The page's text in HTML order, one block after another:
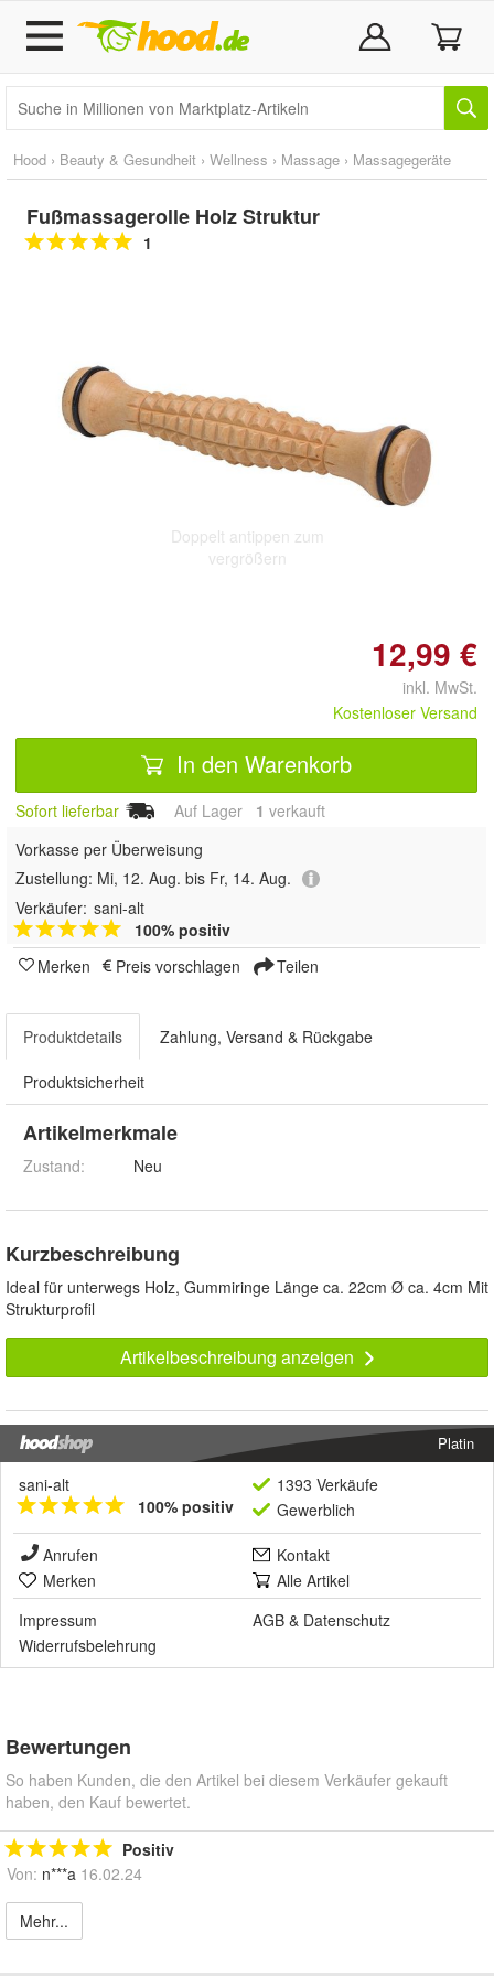
Hood › Beauty & Gesundheit › Wellness › Massage › Massagegeräte
Fußmassagerolle Holz Struktur
1
Doppelt antippen zum
vergrößern
12,99 €
inkl. MwSt.
Kostenloser Versand
In den Warenkorb
Sofort lieferbar Auf Lager 1 verkauft
Vorkasse per Überweisung
Zustellung: Mi, 12. Aug. bis Fr, 14. Aug.
Verkäufer: sani-alt
100% positiv
Merken
Preis vorschlagen Teilen
Produktdetails Zahlung, Versand & Rückgabe
Produktsicherheit
Artikelmerkmale
Zustand: Neu
Kurzbeschreibung
Ideal für unterwegs Holz, Gummiringe Länge ca. 22cm Ø ca. 4cm Mit
Strukturprofil
Artikelbeschreibung anzeigen
Platin
sani-alt
100% positiv
1393 Verkäufe
Gewerblich
Anrufen
Kontakt
Merken
Alle Artikel
Impressum
AGB & Datenschutz
Widerrufsbelehrung
Bewertungen
So haben Kunden, die den Artikel bei diesem Verkäufer gekauft
haben, den Kauf bewertet.
Positiv
Von: n***a 16.02.24
Mehr...